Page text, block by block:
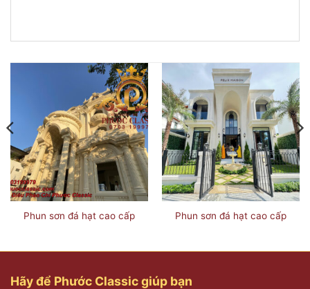
Phun sơn đá hạt cao cấp Phun sơn đá hạt cao cấp
Hãy để Phước Classic giúp bạn